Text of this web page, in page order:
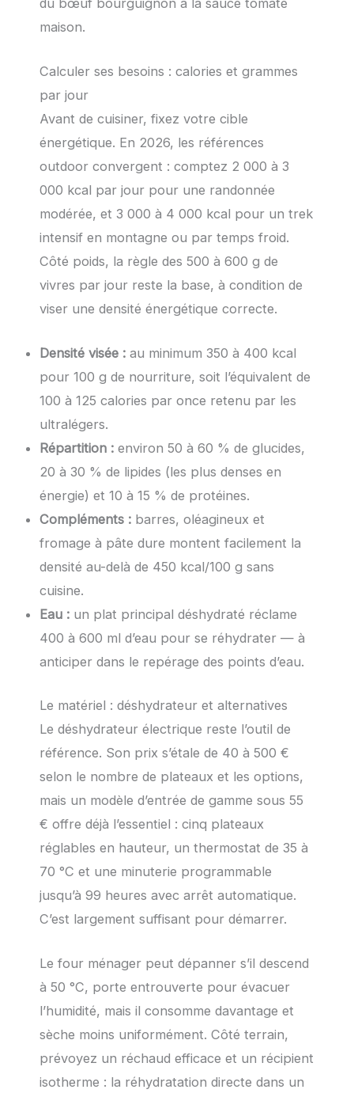
maison.
Calculer ses besoins : calories et grammes
par jour
Avant de cuisiner, fixez votre cible
énergétique. En 2026, les références
outdoor convergent : comptez 2 000 à 3
000 kcal par jour pour une randonnée
modérée, et 3 000 à 4 000 kcal pour un trek
intensif en montagne ou par temps froid.
Côté poids, la règle des 500 à 600 g de
vivres par jour reste la base, à condition de
viser une densité énergétique correcte.
Densité visée : au minimum 350 à 400 kcal
pour 100 g de nourriture, soit l’équivalent de
100 à 125 calories par once retenu par les
ultralégers.
Répartition : environ 50 à 60 % de glucides,
20 à 30 % de lipides (les plus denses en
énergie) et 10 à 15 % de protéines.
Compléments : barres, oléagineux et
fromage à pâte dure montent facilement la
densité au-delà de 450 kcal/100 g sans
cuisine.
Eau : un plat principal déshydraté réclame
400 à 600 ml d’eau pour se réhydrater — à
anticiper dans le repérage des points d’eau.
Le matériel : déshydrateur et alternatives
Le déshydrateur électrique reste l’outil de
référence. Son prix s’étale de 40 à 500 €
selon le nombre de plateaux et les options,
mais un modèle d’entrée de gamme sous 55
€ offre déjà l’essentiel : cinq plateaux
réglables en hauteur, un thermostat de 35 à
70 °C et une minuterie programmable
jusqu’à 99 heures avec arrêt automatique.
C’est largement suffisant pour démarrer.
Le four ménager peut dépanner s’il descend
à 50 °C, porte entrouverte pour évacuer
l’humidité, mais il consomme davantage et
sèche moins uniformément. Côté terrain,
prévoyez un réchaud efficace et un récipient
isotherme : la réhydratation directe dans un